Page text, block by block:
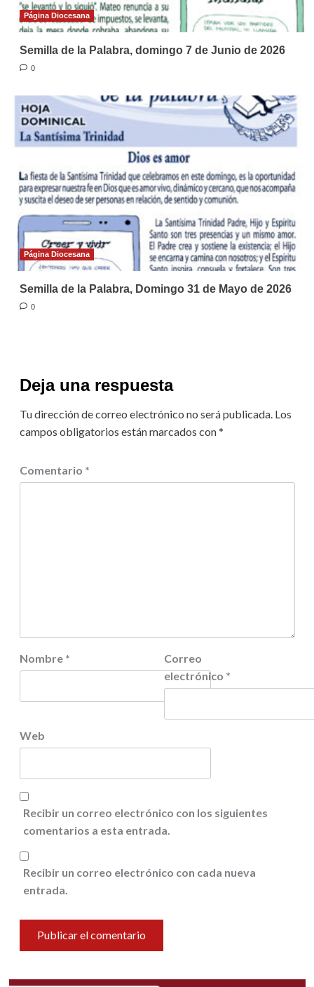
Página Diocesana
Semilla de la Palabra, domingo 7 de Junio de 2026
0
Página Diocesana
Semilla de la Palabra, Domingo 31 de Mayo de 2026
0
Deja una respuesta
Tu dirección de correo electrónico no será publicada. Los
campos obligatorios están marcados con*
Comentario *
Nombre *
Correo
electrónico *
Web
Recibir un correo electrónico con los siguientes
comentarios a esta entrada.
Recibir un correo electrónico con cada nueva
entrada.